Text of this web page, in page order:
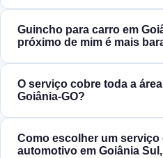
Guincho para carro em
próximo de mim é mais
O serviço cobre toda a
Goiânia‑GO?
Como escolher um
automotivo em Goiânia Sul,